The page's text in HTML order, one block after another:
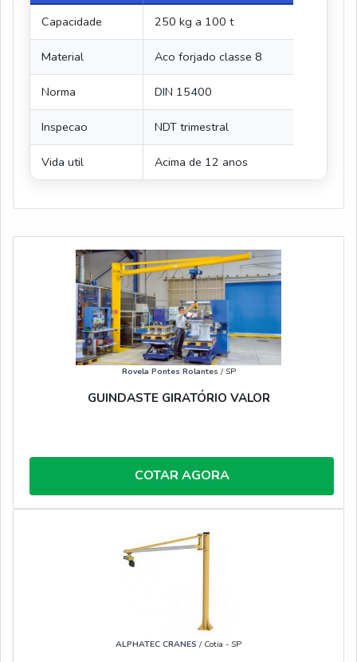
Capacidade 250 kg a 100 t
Material Aco forjado classe 8
Norma DIN 15400
Inspecao NDT trimestral
Vida util Acima de 12 anos
Rovela Pontes Rolantes / SP
GUINDASTE GIRATÓRIO VALOR
COTAR AGORA
ALPHATEC CRANES / Cotia - SP